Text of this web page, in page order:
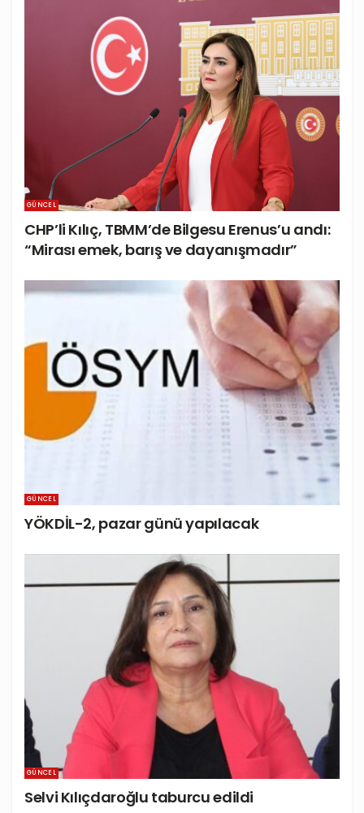
GÜNCEL
CHP’li Kılıç, TBMM’de Bilgesu Erenus’u andı:
“Mirası emek, barış ve dayanışmadır”
GÜNCEL
YÖKDİL-2, pazar günü yapılacak
GÜNCEL
Selvi Kılıçdaroğlu taburcu edildi